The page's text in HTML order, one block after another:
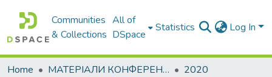
Communities
& Collections
All of
DSpace
Statistics Log In
Home МАТЕРІАЛИ КОНФЕРЕНЦІЙ
2020